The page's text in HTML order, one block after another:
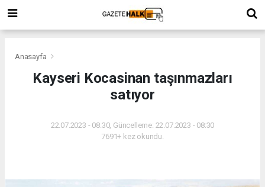
Anasayfa
Kayseri Kocasinan taşınmazları
satıyor
22.07.2023 - 08:30, Güncelleme: 22.07.2023 - 08:30
7691+ kez okundu.